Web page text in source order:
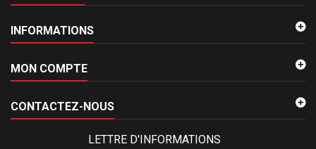
INFORMATIONS
MON COMPTE
CONTACTEZ-NOUS
LETTRE D'INFORMATIONS